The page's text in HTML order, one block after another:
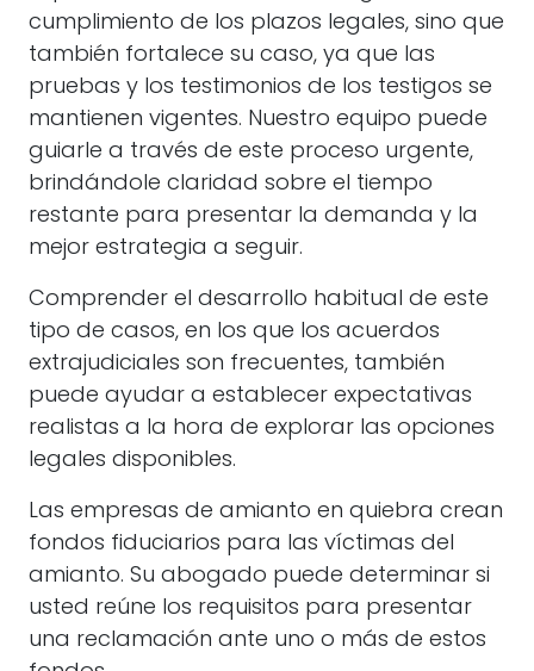
cumplimiento de los plazos legales, sino que
también fortalece su caso, ya que las
pruebas y los testimonios de los testigos se
mantienen vigentes. Nuestro equipo puede
guiarle a través de este proceso urgente,
brindándole claridad sobre el tiempo
restante para presentar la demanda y la
mejor estrategia a seguir.
Comprender el desarrollo habitual de este
tipo de casos, en los que los acuerdos
extrajudiciales son frecuentes, también
puede ayudar a establecer expectativas
realistas a la hora de explorar las opciones
legales disponibles.
Las empresas de amianto en quiebra crean
fondos fiduciarios para las víctimas del
amianto. Su abogado puede determinar si
usted reúne los requisitos para presentar
una reclamación ante uno o más de estos